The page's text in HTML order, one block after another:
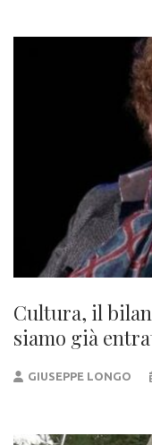
Cultura, il
siamo già
GIUSEPPE LONGO